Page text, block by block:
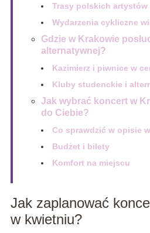
Trasy polskich artystów
Wydarzenia cykliczne
Gdzie w Krakowie
alternatywnej?
Kazimierz i piwnice w
Kluby studenckie i
Jak wybrać koncert w
do Ciebie?
Co sprawdzić w opisie
Budżet i bilety
Komfort na miejscu
Jak zaplanować
w kwietniu?